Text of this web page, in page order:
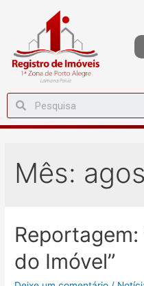
Mês:
Reportagem:
do Imóvel”